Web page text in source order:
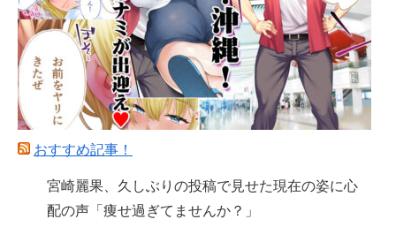
おすすめ記事！
宮崎麗果、久しぶりの投稿で見せた現在の姿に心
配の声「痩せ過ぎてませんか？」